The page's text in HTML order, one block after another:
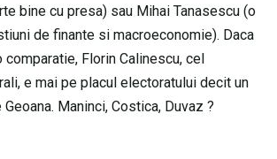
bine cu presa) sau Mihai Tanasescu (o
de finante si macroeconomie). Daca
Florin Calinescu, cel
e mai pe placul electoratului decit un
Maninci, Costica, Duvaz ?